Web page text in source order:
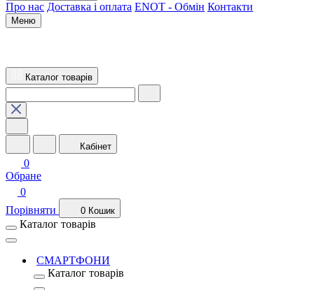
Про нас Доставка і оплата ENOT - Обмін Контакти
Меню
Каталог товарів
Кабінет
0
Обране
0
Порівняти
0 Кошик
Каталог товарів
СМАРТФОНИ
Каталог товарів